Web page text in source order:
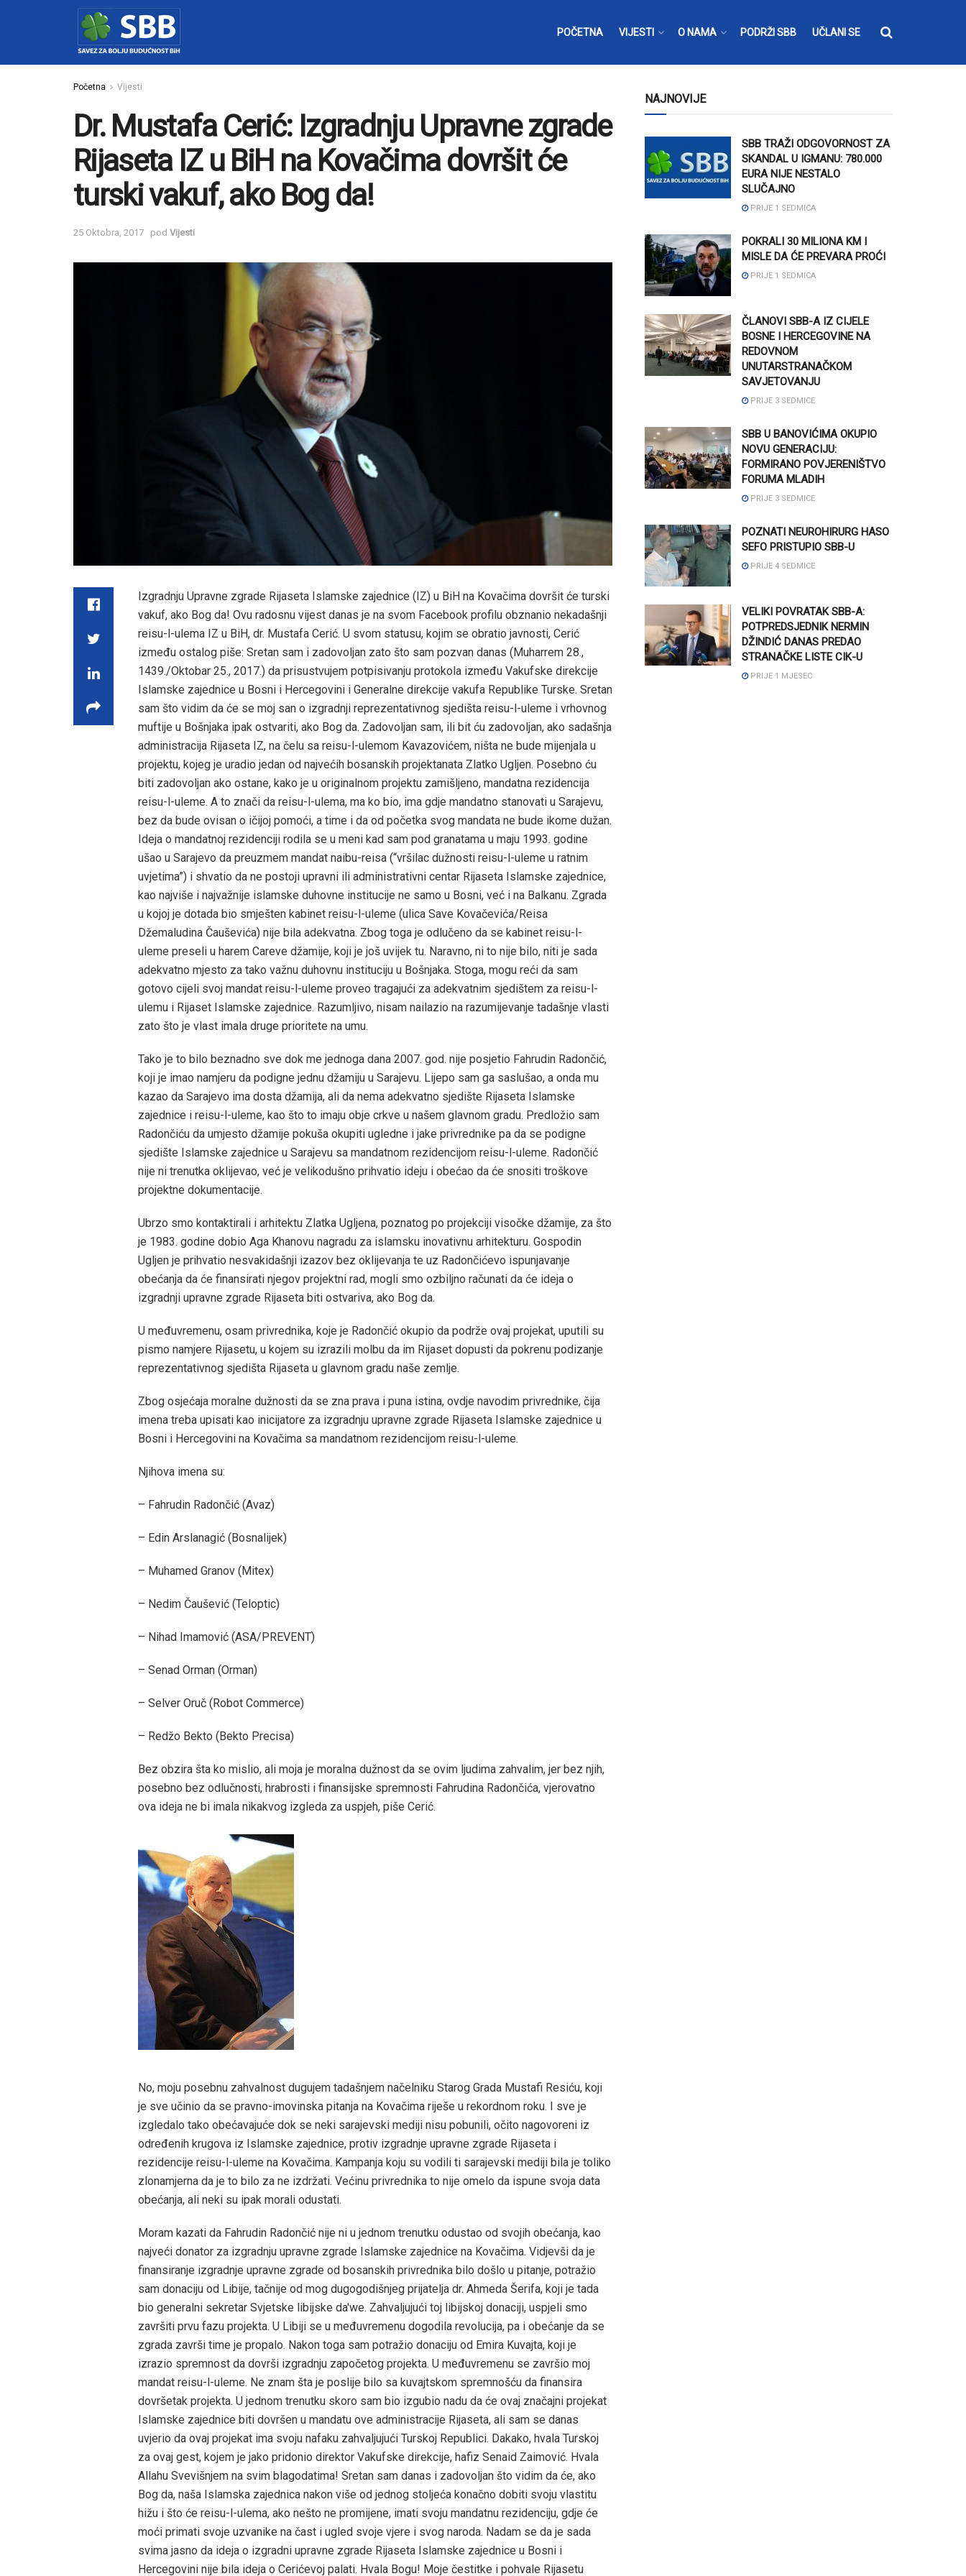
POČETNA VIJESTI O NAMA PODRŽI SBB UČLANI SE
Početna Vijesti
Dr. Mustafa Cerić: Izgradnju Upravne zgrade
Rijaseta IZ u BiH na Kovačima dovršit će
turski vakuf, ako Bog da!
25 Oktobra, 2017 pod Vijesti
Izgradnju Upravne zgrade Rijaseta Islamske zajednice (IZ) u BiH na Kovačima dovršit će turski
vakuf, ako Bog da! Ovu radosnu vijest danas je na svom Facebook profilu obznanio nekadašnji
reisu-l-ulema IZ u BiH, dr. Mustafa Cerić. U svom statusu, kojim se obratio javnosti, Cerić
između ostalog piše: Sretan sam i zadovoljan zato što sam pozvan danas (Muharrem 28.,
1439./Oktobar 25., 2017.) da prisustvujem potpisivanju protokola između Vakufske direkcije
Islamske zajednice u Bosni i Hercegovini i Generalne direkcije vakufa Republike Turske. Sretan
sam što vidim da će se moj san o izgradnji reprezentativnog sjedišta reisu-l-uleme i vrhovnog
muftije u Bošnjaka ipak ostvariti, ako Bog da. Zadovoljan sam, ili bit ću zadovoljan, ako sadašnja
administracija Rijaseta IZ, na čelu sa reisu-l-ulemom Kavazovićem, ništa ne bude mijenjala u
projektu, kojeg je uradio jedan od najvećih bosanskih projektanata Zlatko Ugljen. Posebno ću
biti zadovoljan ako ostane, kako je u originalnom projektu zamišljeno, mandatna rezidencija
reisu-l-uleme. A to znači da reisu-l-ulema, ma ko bio, ima gdje mandatno stanovati u Sarajevu,
bez da bude ovisan o ičijoj pomoći, a time i da od početka svog mandata ne bude ikome dužan.
Ideja o mandatnoj rezidenciji rodila se u meni kad sam pod granatama u maju 1993. godine
ušao u Sarajevo da preuzmem mandat naibu-reisa (“vršilac dužnosti reisu-l-uleme u ratnim
uvjetima”) i shvatio da ne postoji upravni ili administrativni centar Rijaseta Islamske zajednice,
kao najviše i najvažnije islamske duhovne institucije ne samo u Bosni, već i na Balkanu. Zgrada
u kojoj je dotada bio smješten kabinet reisu-l-uleme (ulica Save Kovačevića/Reisa
Džemaludina Čauševića) nije bila adekvatna. Zbog toga je odlučeno da se kabinet reisu-l-
uleme preseli u harem Careve džamije, koji je još uvijek tu. Naravno, ni to nije bilo, niti je sada
adekvatno mjesto za tako važnu duhovnu instituciju u Bošnjaka. Stoga, mogu reći da sam
gotovo cijeli svoj mandat reisu-l-uleme proveo tragajući za adekvatnim sjedištem za reisu-l-
ulemu i Rijaset Islamske zajednice. Razumljivo, nisam nailazio na razumijevanje tadašnje vlasti
zato što je vlast imala druge prioritete na umu.
Tako je to bilo beznadno sve dok me jednoga dana 2007. god. nije posjetio Fahrudin Radončić,
koji je imao namjeru da podigne jednu džamiju u Sarajevu. Lijepo sam ga saslušao, a onda mu
kazao da Sarajevo ima dosta džamija, ali da nema adekvatno sjedište Rijaseta Islamske
zajednice i reisu-l-uleme, kao što to imaju obje crkve u našem glavnom gradu. Predložio sam
Radončiću da umjesto džamije pokuša okupiti ugledne i jake privrednike pa da se podigne
sjedište Islamske zajednice u Sarajevu sa mandatnom rezidencijom reisu-l-uleme. Radončić
nije ni trenutka oklijevao, već je velikodušno prihvatio ideju i obećao da će snositi troškove
projektne dokumentacije.
Ubrzo smo kontaktirali i arhitektu Zlatka Ugljena, poznatog po projekciji visočke džamije, za što
je 1983. godine dobio Aga Khanovu nagradu za islamsku inovativnu arhitekturu. Gospodin
Ugljen je prihvatio nesvakidašnji izazov bez oklijevanja te uz Radončićevo ispunjavanje
obećanja da će finansirati njegov projektni rad, mogli smo ozbiljno računati da će ideja o
izgradnji upravne zgrade Rijaseta biti ostvariva, ako Bog da.
U međuvremenu, osam privrednika, koje je Radončić okupio da podrže ovaj projekat, uputili su
pismo namjere Rijasetu, u kojem su izrazili molbu da im Rijaset dopusti da pokrenu podizanje
reprezentativnog sjedišta Rijaseta u glavnom gradu naše zemlje.
Zbog osjećaja moralne dužnosti da se zna prava i puna istina, ovdje navodim privrednike, čija
imena treba upisati kao inicijatore za izgradnju upravne zgrade Rijaseta Islamske zajednice u
Bosni i Hercegovini na Kovačima sa mandatnom rezidencijom reisu-l-uleme.
Njihova imena su:
– Fahrudin Radončić (Avaz)
– Edin Arslanagić (Bosnalijek)
– Muhamed Granov (Mitex)
– Nedim Čaušević (Teloptic)
– Nihad Imamović (ASA/PREVENT)
– Senad Orman (Orman)
– Selver Oruč (Robot Commerce)
– Redžo Bekto (Bekto Precisa)
Bez obzira šta ko mislio, ali moja je moralna dužnost da se ovim ljudima zahvalim, jer bez njih,
posebno bez odlučnosti, hrabrosti i finansijske spremnosti Fahrudina Radončića, vjerovatno
ova ideja ne bi imala nikakvog izgleda za uspjeh, piše Cerić.
No, moju posebnu zahvalnost dugujem tadašnjem načelniku Starog Grada Mustafi Resiću, koji
je sve učinio da se pravno-imovinska pitanja na Kovačima riješe u rekordnom roku. I sve je
izgledalo tako obećavajuće dok se neki sarajevski mediji nisu pobunili, očito nagovoreni iz
određenih krugova iz Islamske zajednice, protiv izgradnje upravne zgrade Rijaseta i
rezidencije reisu-l-uleme na Kovačima. Kampanja koju su vodili ti sarajevski mediji bila je toliko
zlonamjerna da je to bilo za ne izdržati. Većinu privrednika to nije omelo da ispune svoja data
obećanja, ali neki su ipak morali odustati.
Moram kazati da Fahrudin Radončić nije ni u jednom trenutku odustao od svojih obećanja, kao
najveći donator za izgradnju upravne zgrade Islamske zajednice na Kovačima. Vidjevši da je
finansiranje izgradnje upravne zgrade od bosanskih privrednika bilo došlo u pitanje, potražio
sam donaciju od Libije, tačnije od mog dugogodišnjeg prijatelja dr. Ahmeda Šerifa, koji je tada
bio generalni sekretar Svjetske libijske da'we. Zahvaljujući toj libijskoj donaciji, uspjeli smo
završiti prvu fazu projekta. U Libiji se u međuvremenu dogodila revolucija, pa i obećanje da se
zgrada završi time je propalo. Nakon toga sam potražio donaciju od Emira Kuvajta, koji je
izrazio spremnost da dovrši izgradnju započetog projekta. U međuvremenu se završio moj
mandat reisu-l-uleme. Ne znam šta je poslije bilo sa kuvajtskom spremnošću da finansira
dovršetak projekta. U jednom trenutku skoro sam bio izgubio nadu da će ovaj značajni projekat
Islamske zajednice biti dovršen u mandatu ove administracije Rijaseta, ali sam se danas
uvjerio da ovaj projekat ima svoju nafaku zahvaljujući Turskoj Republici. Dakako, hvala Turskoj
za ovaj gest, kojem je jako pridonio direktor Vakufske direkcije, hafiz Senaid Zaimović. Hvala
Allahu Svevišnjem na svim blagodatima! Sretan sam danas i zadovoljan što vidim da će, ako
Bog da, naša Islamska zajednica nakon više od jednog stoljeća konačno dobiti svoju vlastitu
hižu i što će reisu-l-ulema, ako nešto ne promijene, imati svoju mandatnu rezidenciju, gdje će
moći primati svoje uzvanike na čast i ugled svoje vjere i svog naroda. Nadam se da je sada
svima jasno da ideja o izgradni upravne zgrade Rijaseta Islamske zajednice u Bosni i
Hercegovini nije bila ideja o Cerićevoj palati. Hvala Bogu! Moje čestitke i pohvale Rijasetu
NAJNOVIJE
SBB TRAŽI ODGOVORNOST ZA
SKANDAL U IGMANU: 780.000
EURA NIJE NESTALO
SLUČAJNO
PRIJE 1 SEDMICA
POKRALI 30 MILIONA KM I
MISLE DA ĆE PREVARA PROĆI
PRIJE 1 SEDMICA
ČLANOVI SBB-A IZ CIJELE
BOSNE I HERCEGOVINE NA
REDOVNOM
UNUTARSTRANAČKOM
SAVJETOVANJU
PRIJE 3 SEDMICE
SBB U BANOVIĆIMA OKUPIO
NOVU GENERACIJU:
FORMIRANO POVJERENIŠTVO
FORUMA MLADIH
PRIJE 3 SEDMICE
POZNATI NEUROHIRURG HASO
SEFO PRISTUPIO SBB-U
PRIJE 4 SEDMICE
VELIKI POVRATAK SBB-A:
POTPREDSJEDNIK NERMIN
DŽINDIĆ DANAS PREDAO
STRANAČKE LISTE CIK-U
PRIJE 1 MJESEC